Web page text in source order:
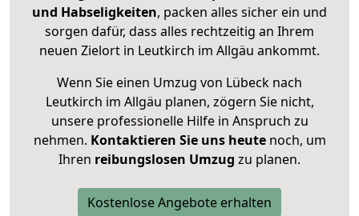
und Habseligkeiten, packen alles sicher ein und
sorgen dafür, dass alles rechtzeitig an Ihrem
neuen Zielort in Leutkirch im Allgäu ankommt.
Wenn Sie einen Umzug von Lübeck nach
Leutkirch im Allgäu planen, zögern Sie nicht,
unsere professionelle Hilfe in Anspruch zu
nehmen. Kontaktieren Sie uns heutenoch, um
Ihren reibungslosen Umzug zu planen.
Kostenlose Angebote erhalten